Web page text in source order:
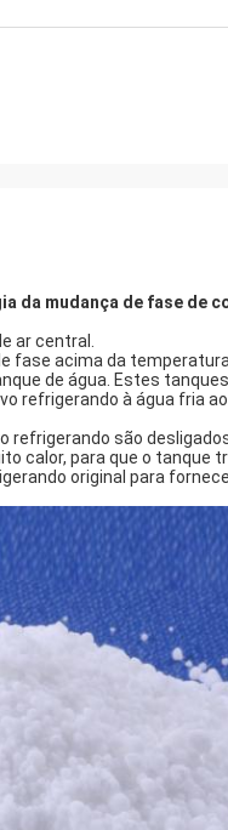
da mudança de fase de
ar central.
fase acima da
de água. Estes
refrigerando à água fria
refrigerando são
calor, para que o
original para